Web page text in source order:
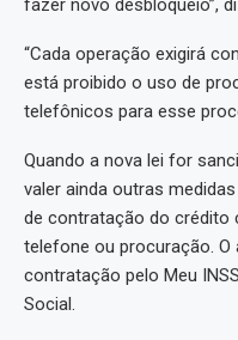
fazer novo desbloqueio”,
“Cada operação exigirá
está proibido o uso de
telefônicos para esse
Quando a nova lei for
valer ainda outras
de contratação do crédito
telefone ou procuração.
contratação pelo Meu
Social.